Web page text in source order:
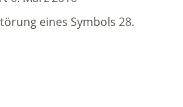
eines Symbols 28.